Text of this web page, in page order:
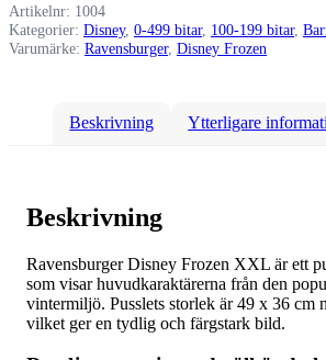
Artikelnr: 1004
Kategorier: Disney, 0-499 bitar, 100-199 bitar,
Varumärke: Ravensburger, Disney Frozen
Beskrivning Ytterligare
Beskrivning
Ravensburger Disney Frozen XXL är ett
som visar huvudkaraktärerna från den
vintermiljö. Pusslets storlek är 49 x 36 cm
vilket ger en tydlig och färgstark bild.